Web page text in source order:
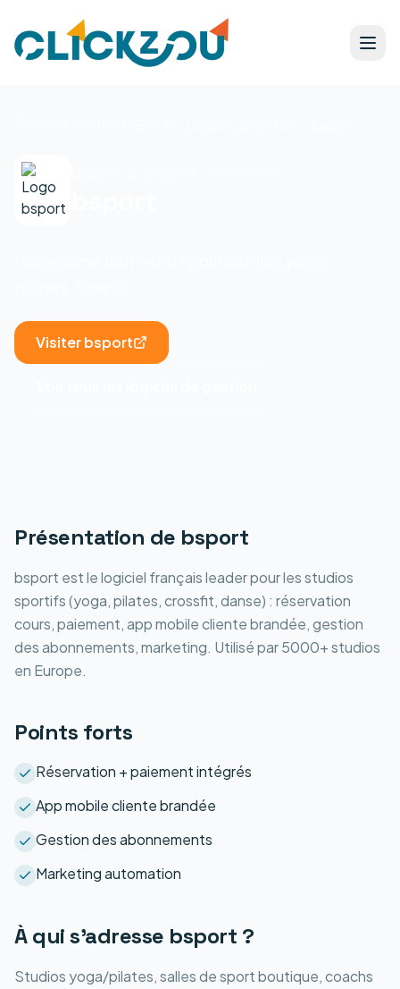
Visiterbsport
Présentation de bsport
bsport est le logiciel français leader pour les studios
sportifs (yoga, pilates, crossfit, danse) : réservation
cours, paiement, app mobile cliente brandée, gestion
des abonnements, marketing. Utilisé par 5000+ studios
en Europe.
Points forts
Réservation + paiement intégrés
App mobile cliente brandée
Gestion des abonnements
Marketing automation
À qui s'adresse bsport ?
Studios yoga/pilates, salles de sport boutique, coachs